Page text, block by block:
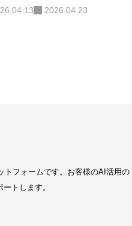
ンターフェース」パ
2026.04.23
トフォームです。お客様のAI活用の
トします。